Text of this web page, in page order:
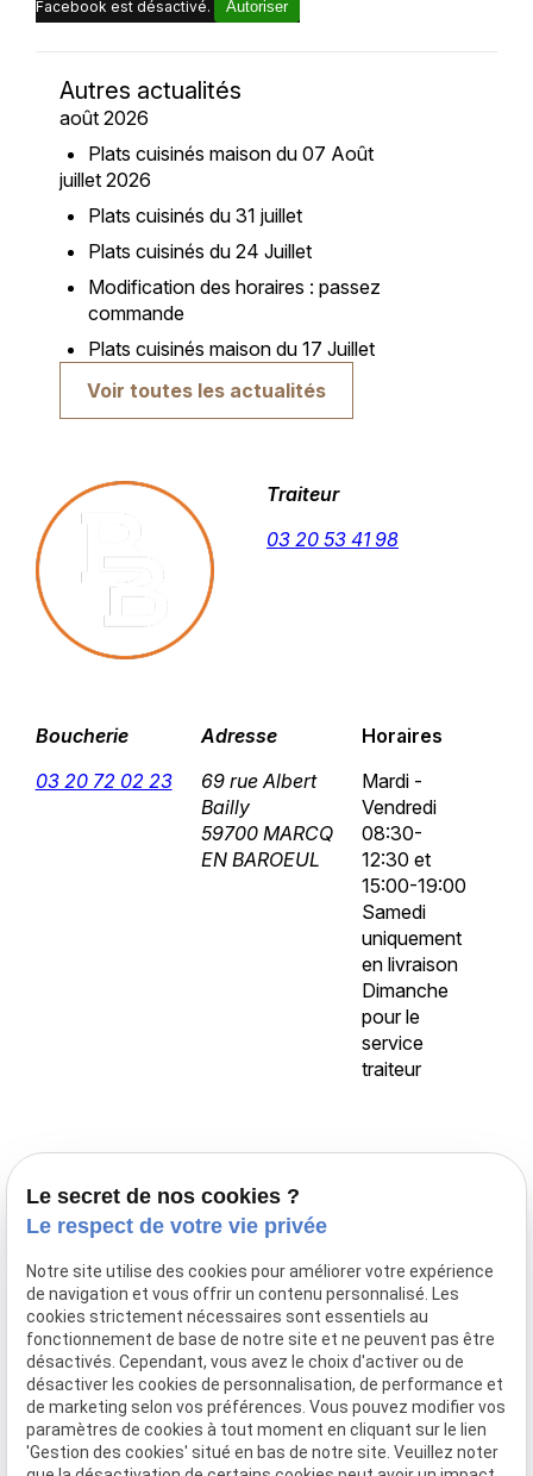
Facebook est désactivé. Autoriser
Autres actualités
août 2026
Plats cuisinés maison du 07 Août
juillet 2026
Plats cuisinés du 31 juillet
Plats cuisinés du 24 Juillet
Modification des horaires : passez
commande
Plats cuisinés maison du 17 Juillet
Voir toutes les actualités
Traiteur
03 20 53 41 98
Boucherie
03 20 72 02 23
Adresse
69 rue Albert
Bailly
59700 MARCQ
EN BAROEUL
Horaires
Mardi -
Vendredi
08:30-
12:30 et
15:00-19:00
Samedi
uniquement
en livraison
Dimanche
pour le
service
traiteur
Accueil
Traiteur Delecroix
Boissons professionnels
Boissons particuliers
Location de matériel
Boucherie
Charcuterie
Galerie photo
Actualités
Le secret de nos cookies ?
Le respect de votre vie privée
Notre site utilise des cookies pour améliorer votre expérience
de navigation et vous offrir un contenu personnalisé. Les
cookies strictement nécessaires sont essentiels au
fonctionnement de base de notre site et ne peuvent pas être
désactivés. Cependant, vous avez le choix d'activer ou de
désactiver les cookies de personnalisation, de performance et
de marketing selon vos préférences. Vous pouvez modifier vos
paramètres de cookies à tout moment en cliquant sur le lien
'Gestion des cookies' situé en bas de notre site. Veuillez noter